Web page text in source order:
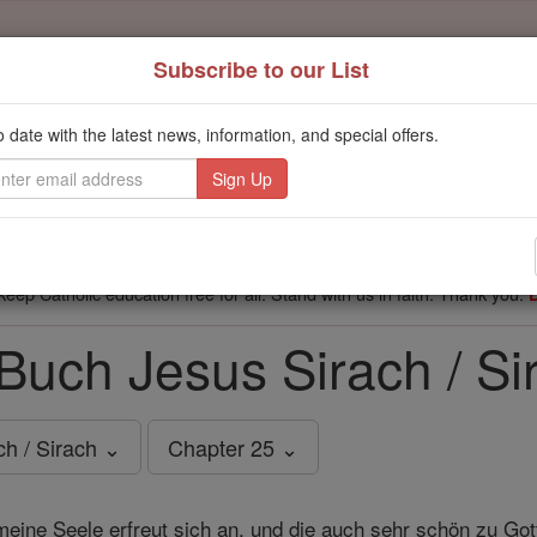
scroll past this
readers, Catholic Online wasde-platformed by Shopify for
Catholic Online School, Prayer Candles, and Catholic Online
. Our
this mission. But fewer than 2% of readers donate. If everyone gave
Catholic education free for all. Stand with us in faith. Thank you.
Jesus Sirach /
/ Sirach ⌄ Chapter 25 ⌄
Seele erfreut sich an, und die auch sehr schön zu
Subscribe to our List
date with the latest news, information, and special offers.